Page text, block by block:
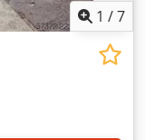
1 /7